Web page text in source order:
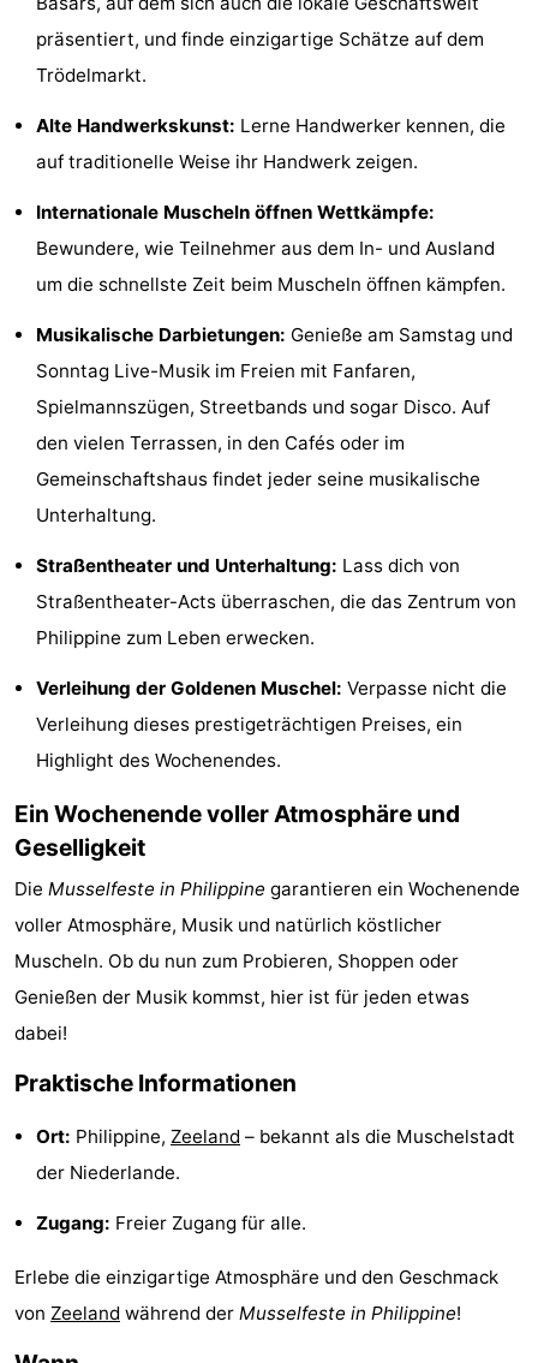
tun
Museen
Mühlen
Aussichtspunkte
Attraktionen
Spielplätze
Spielplätze
Bowling
Zentren
Dörfer
Städte
Natur
Sport
Schwimmbader
-
Radfahren
-
Wandern
-
Reiten
-
Golfplatze
-
Surfen
-
Sportangeln
Haifischzähne
Seehunden
Essen
Veranstaltungen
präsentiert, und finde einzigartige Schätze auf dem
Trödelmarkt.
Alte Handwerkskunst: Lerne Handwerker kennen, die
auf traditionelle Weise ihr Handwerk zeigen.
Internationale Muscheln öffnen Wettkämpfe:
Bewundere, wie Teilnehmer aus dem In- und Ausland
um die schnellste Zeit beim Muscheln öffnen kämpfen.
Musikalische Darbietungen: Genieße am Samstag und
Sonntag Live-Musik im Freien mit Fanfaren,
Spielmannszügen, Streetbands und sogar Disco. Auf
den vielen Terrassen, in den Cafés oder im
Gemeinschaftshaus findet jeder seine musikalische
Unterhaltung.
Straßentheater und Unterhaltung: Lass dich von
Straßentheater-Acts überraschen, die das Zentrum von
Philippine zum Leben erwecken.
Verleihung der Goldenen Muschel: Verpasse nicht die
Verleihung dieses prestigeträchtigen Preises, ein
Highlight des Wochenendes.
Ein Wochenende voller Atmosphäre und
Geselligkeit
Die Musselfeste in Philippine garantieren ein Wochenende
voller Atmosphäre, Musik und natürlich köstlicher
Muscheln. Ob du nun zum Probieren, Shoppen oder
Genießen der Musik kommst, hier ist für jeden etwas
dabei!
Praktische Informationen
Ort: Philippine, Zeeland – bekannt als die Muschelstadt
der Niederlande.
Zugang: Freier Zugang für alle.
Erlebe die einzigartige Atmosphäre und den Geschmack
von Zeeland während der Musselfeste in Philippine!